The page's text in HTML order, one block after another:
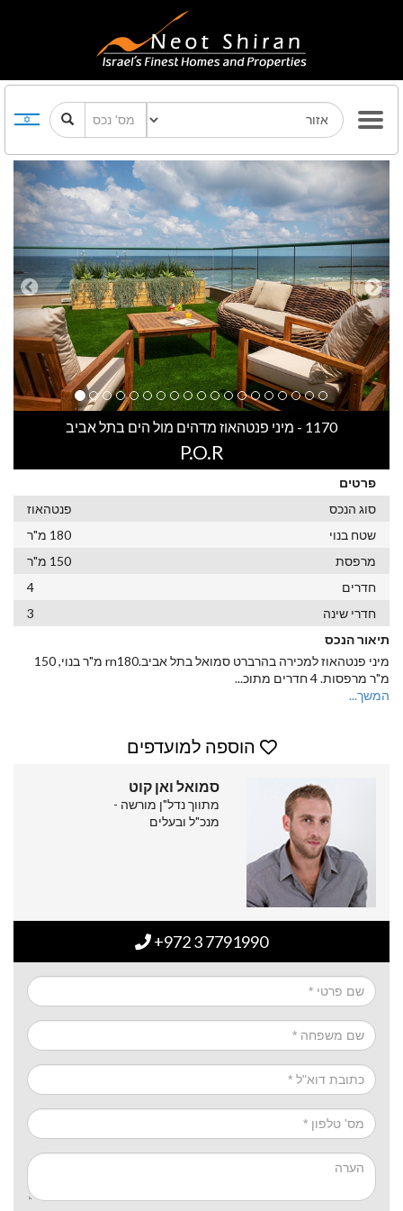
Previous Next
1170 - מיני פנטהאוז מדהים מול הים בתל אביב
P.O.R
פרטים
סוג הנכס
פנטהאוז
שטח בנוי
180 מ"ר
מרפסת
150 מ"ר
חדרים
4
חדרי שינה
3
תיאור הנכס
מיני פנטהאוז למכירה בהרברט סמואל בתל אביב.rn180 מ"ר בנוי, 150
מ"ר מרפסות. 4 חדרים מתוכ
...
המשך...
הוספה למועדפים
סמואל ואן קוט
מתווך נדל"ן מורשה -
מנכ"ל ובעלים
+972 3 7791990